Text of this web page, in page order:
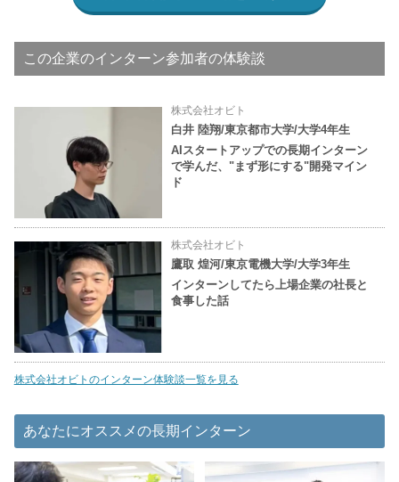
この企業のインターン参加者の体験談
株式会社オビト
白井 陸翔/東京都市大学/大学4年生
AIスタートアップでの長期インターン
で学んだ、"まず形にする"開発マイン
ド
株式会社オビト
鷹取 煌河/東京電機大学/大学3年生
インターンしてたら上場企業の社長と
食事した話
株式会社オビトのインターン体験談一覧を見る
あなたにオススメの長期インターン